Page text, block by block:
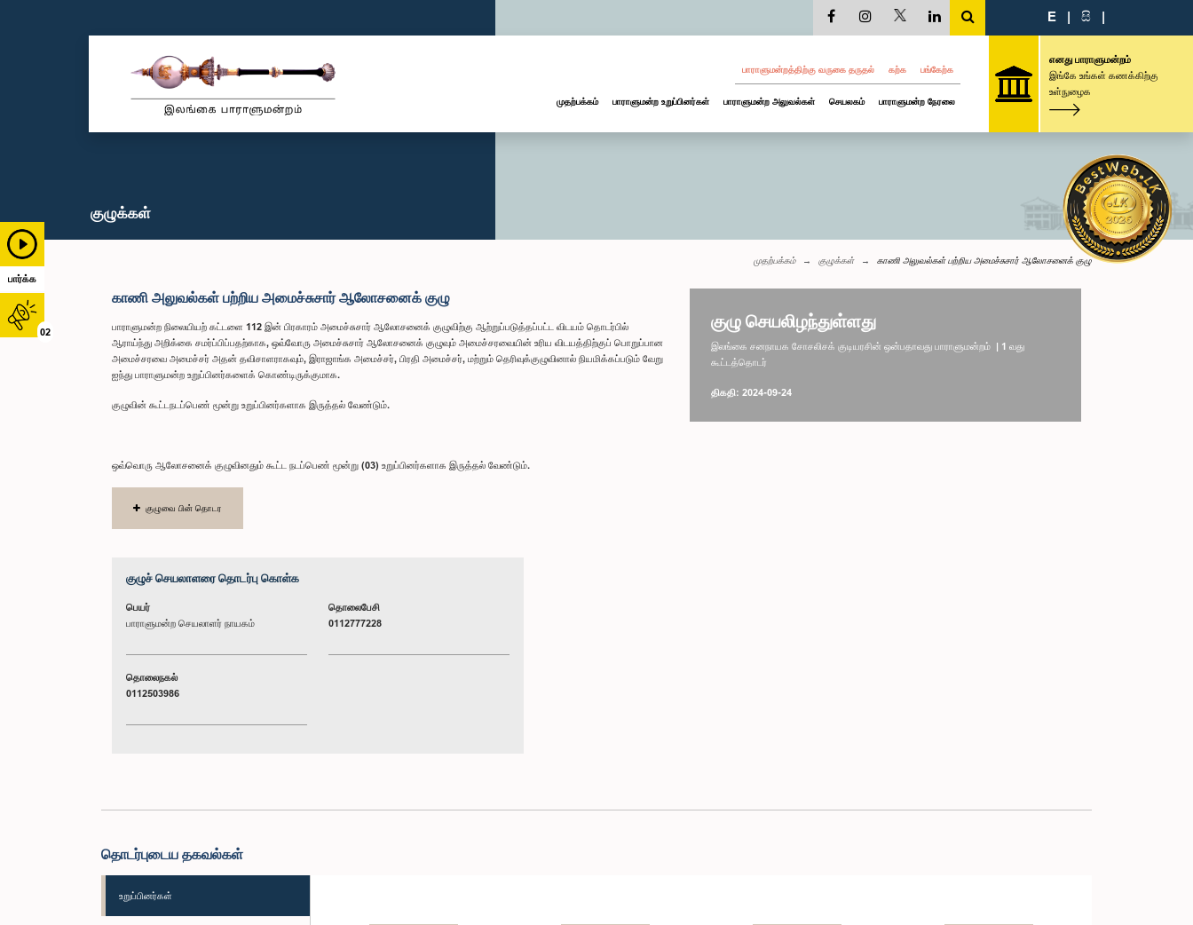
பார்க்க
02
E | සි |
பாராளுமன்றத்திற்கு வருகை தருதல் கற்க பங்கேற்க
முதற்பக்கம் பாராளுமன்ற உறுப்பினர்கள் பாராளுமன்ற அலுவல்கள் செயலகம் பாராளுமன்ற நேரலை
எனது பாராளுமன்றம்
இங்கே உங்கள் கணக்கிற்கு
உள்நுழைக
குழுக்கள்
முதற்பக்கம் குழுக்கள் காணி அலுவல்கள் பற்றிய அமைச்சுசார் ஆலோசனைக் குழு
காணி அலுவல்கள் பற்றிய அமைச்சுசார் ஆலோசனைக் குழு
பாராளுமன்ற நிலையியற் கட்டளை 112 இன் பிரகாரம் அமைச்சுசார் ஆலோசனைக் குழுவிற்கு ஆற்றுப்படுத்தப்பட்ட விடயம் தொடர்பில்
ஆராய்ந்து அறிக்கை சமர்ப்பிப்பதற்காக, ஒவ்வோரு அமைச்சுசார் ஆலோசனைக் குழுவும் அமைச்சரவையின் உரிய விடயத்திற்குப் பொறுப்பான
அமைச்சரவை அமைச்சர் அதன் தவிசாளராகவும், இராஜாங்க அமைச்சர், பிரதி அமைச்சர், மற்றும் தெரிவுக்குழுவினால் நியமிக்கப்படும் வேறு
ஐந்து பாராளுமன்ற உறுப்பினர்களைக் கொண்டிருக்குமாக.
குழுவின் கூட்டநடப்பெண் மூன்று உறுப்பினர்களாக இருத்தல் வேண்டும்.
ஒவ்வொரு ஆலோசனைக் குழுவினதும் கூட்ட நடப்பெண் மூன்று (03) உறுப்பினர்களாக இருத்தல் வேண்டும்.
குழுவை பின் தொடர
குழுச் செயலாளரை தொடர்பு கொள்க
பெயர்
பாராளுமன்ற செயலாளர் நாயகம்
தொலைபேசி
0112777228
தொலைநகல்
0112503986
குழு செயலிழந்துள்ளது
இலங்கை சனநாயக சோசலிசக் குடியரசின் ஒன்பதாவது பாராளுமன்றம் | 1 வது
கூட்டத்தொடர்
திகதி: 2024-09-24
தொடர்புடைய தகவல்கள்
உறுப்பினர்கள்